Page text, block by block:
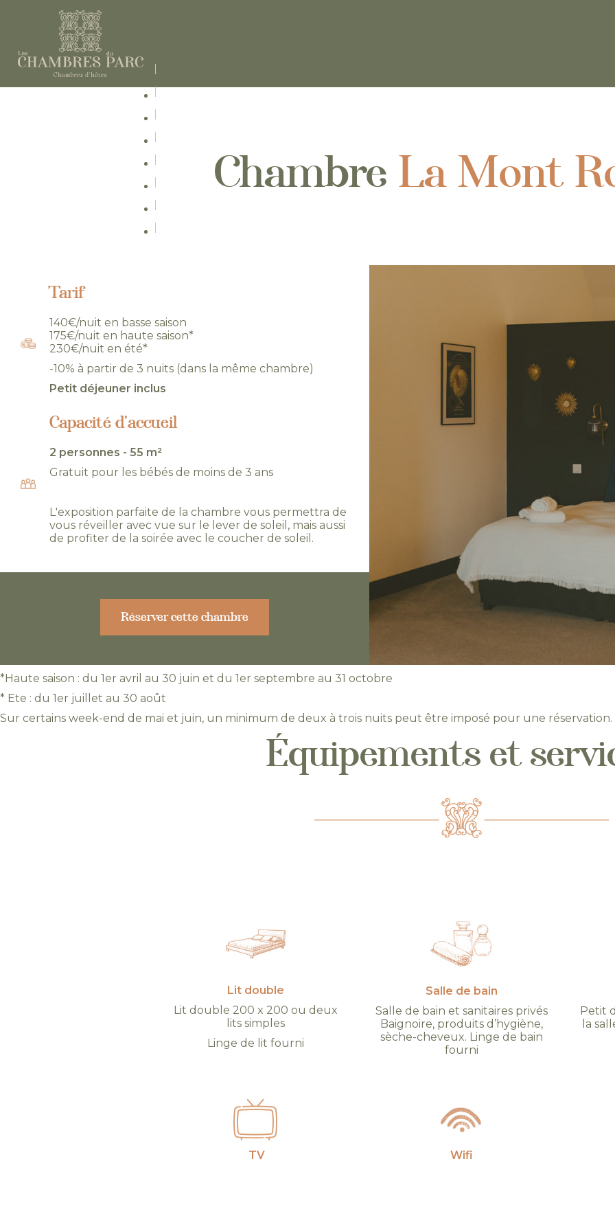
ChambreLa Mont
Tarif
140€/nuit en basse saison
175€/nuit en haute saison*
230€/nuit en été*
-10% à partir de 3 nuits (dans la même chambre)
Petit déjeuner inclus
Capacité d’accueil
2 personnes - 55 m²
Gratuit pour les bébés de moins de 3 ans
L'exposition parfaite de la chambre vous permettra de
vous réveiller avec vue sur le lever de soleil, mais aussi
de profiter de la soirée avec le coucher de soleil.
Réserver cette chambre
*Haute saison : du 1er avril au 30 juin et du 1er septembre au 31 octobre
* Ete : du 1er juillet au 30 août
Sur certains week-end de mai et juin, un minimum de deux à trois nuits peut être imposé pour une réservation.
Équipements et
Lit double
Lit double 200 x 200 ou deux
lits simples
Linge de lit fourni
Salle de bain
Salle de bain et sanitaires privés
Baignoire, produits d’hygiène,
sèche-cheveux. Linge de bain
fourni
Petit
la
TV Wifi